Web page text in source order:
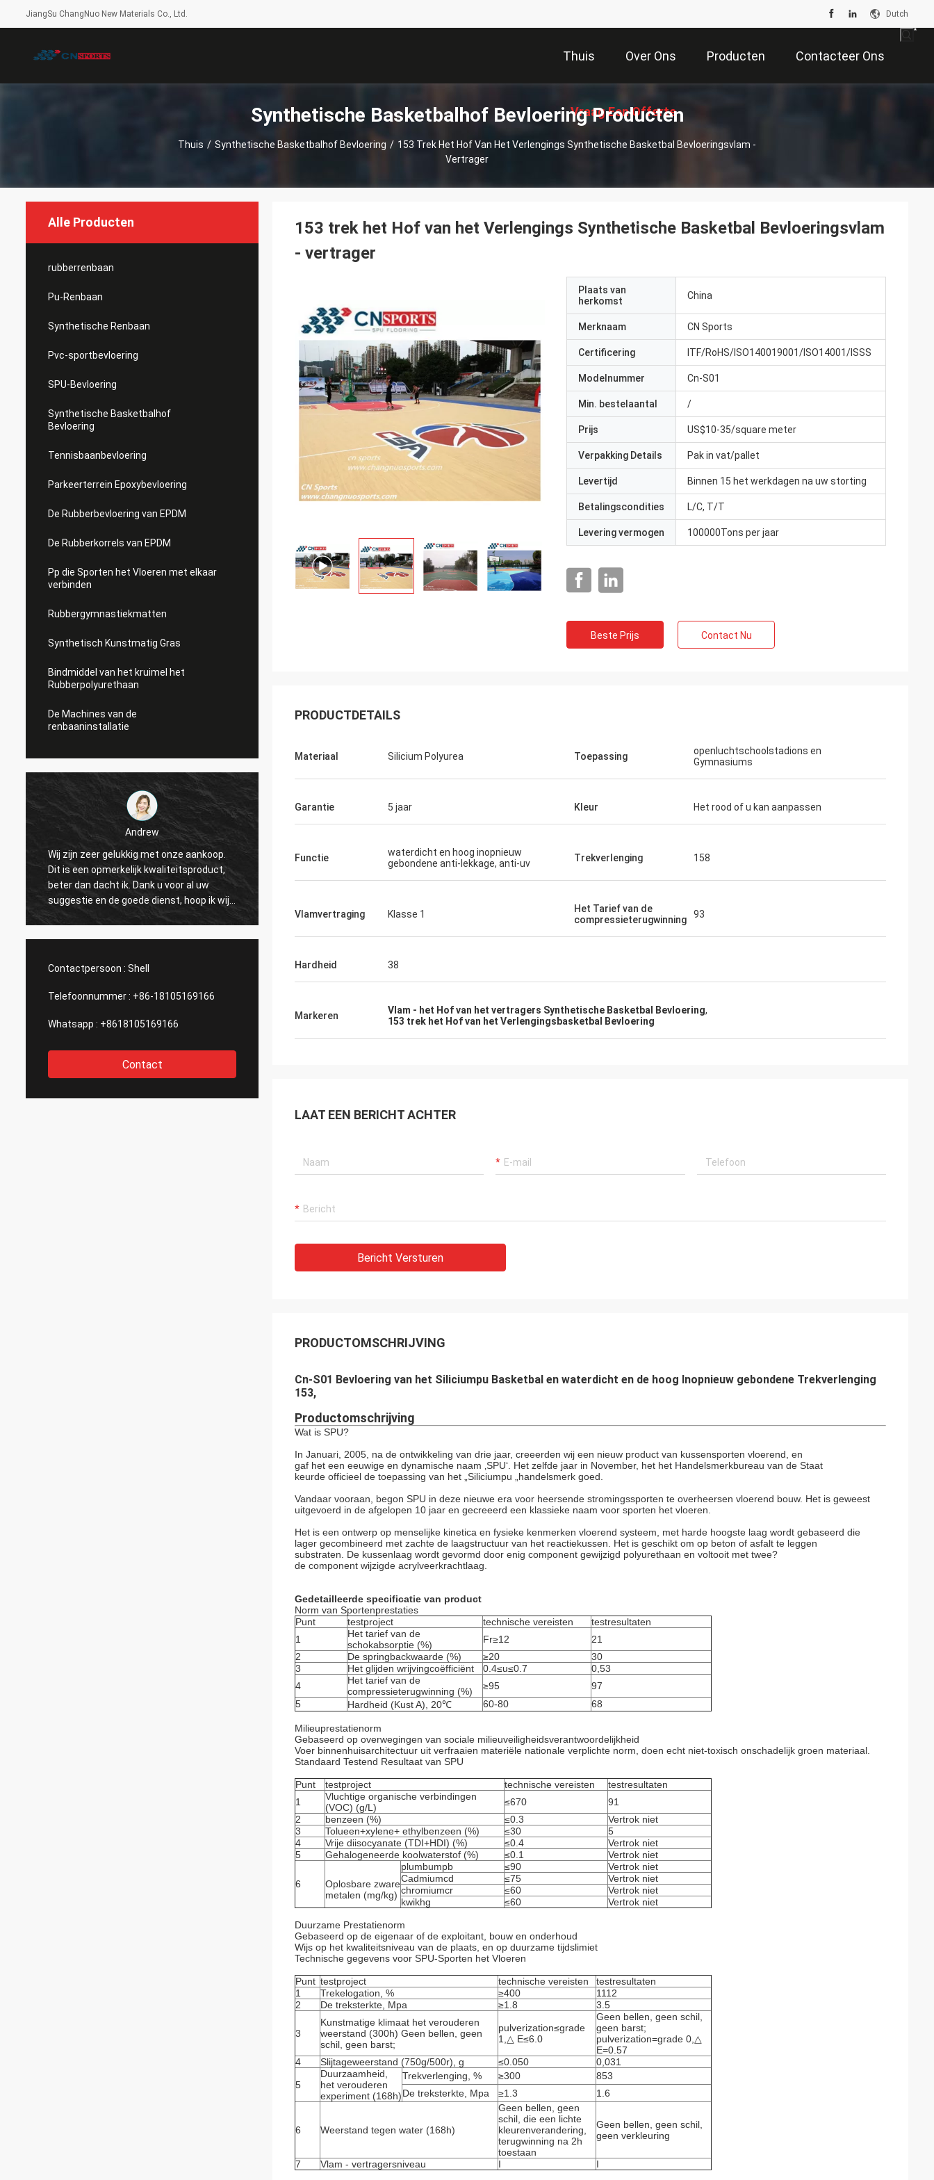
JiangSu ChangNuo New Materials Co., Ltd. Dutch
Thuis Over Ons Producten Contacteer Ons
Vraag Een Offerte
Synthetische Basketbalhof Bevloering Producten
Thuis / Synthetische Basketbalhof Bevloering / 153 Trek Het Hof Van Het Verlengings Synthetische Basketbal Bevloeringsvlam -
Vertrager
Alle Producten
rubberrenbaan
Pu-Renbaan
Synthetische Renbaan
Pvc-sportbevloering
SPU-Bevloering
Synthetische Basketbalhof
Bevloering
Tennisbaanbevloering
Parkeerterrein Epoxybevloering
De Rubberbevloering van EPDM
De Rubberkorrels van EPDM
Pp die Sporten het Vloeren met elkaar
verbinden
Rubbergymnastiekmatten
Synthetisch Kunstmatig Gras
Bindmiddel van het kruimel het
Rubberpolyurethaan
De Machines van de
renbaaninstallatie
Andrew
Wij zijn zeer gelukkig met onze aankoop.
Dit is een opmerkelijk kwaliteitsproduct,
beter dan dacht ik. Dank u voor al uw
suggestie en de goede dienst, hoop ik wij
een andere kans aan samenwerking
CN de Sporten is een betrouwbaar bedrijf,
verlenen uitstekende producten en de
diensten. Hoop dat wij een samenwerking
Sporten hebben!
Contactpersoon : Shell
Telefoonnummer : +86-18105169166
Whatsapp : +8618105169166
Contact
153 trek het Hof van het Verlengings Synthetische Basketbal Bevloeringsvlam
- vertrager
Plaats van
herkomst
China
Merknaam CN Sports
Certificering ITF/RoHS/ISO140019001/ISO14001/ISSS
Modelnummer Cn-S01
Min. bestelaantal /
Prijs US$10-35/square meter
Verpakking Details Pak in vat/pallet
Levertijd Binnen 15 het werkdagen na uw storting
Betalingscondities L/C, T/T
Levering vermogen 100000Tons per jaar
Beste Prijs Contact Nu
PRODUCTDETAILS
Materiaal Silicium Polyurea Toepassing
openluchtschoolstadions en
Gymnasiums
Garantie 5 jaar Kleur Het rood of u kan aanpassen
Functie
waterdicht en hoog inopnieuw
gebondene anti-lekkage, anti-uv
Trekverlenging 158
Vlamvertraging Klasse 1
Het Tarief van de
compressieterugwinning
93
Hardheid 38
Markeren Vlam - het Hof van het vertragers Synthetische Basketbal Bevloering,
153 trek het Hof van het Verlengingsbasketbal Bevloering
LAAT EEN BERICHT ACHTER
Bericht Versturen
PRODUCTOMSCHRIJVING
Cn-S01 Bevloering van het Siliciumpu Basketbal en waterdicht en de hoog Inopnieuw gebondene Trekverlenging
153,
Productomschrijving
Wat is SPU?
In Januari, 2005, na de ontwikkeling van drie jaar, creeerden wij een nieuw product van kussensporten vloerend, en
gaf het een eeuwige en dynamische naam ‚SPU‘. Het zelfde jaar in November, het het Handelsmerkbureau van de Staat
keurde officieel de toepassing van het „Siliciumpu „handelsmerk goed.
Vandaar vooraan, begon SPU in deze nieuwe era voor heersende stromingssporten te overheersen vloerend bouw. Het is geweest
uitgevoerd in de afgelopen 10 jaar en gecreeerd een klassieke naam voor sporten het vloeren.
Het is een ontwerp op menselijke kinetica en fysieke kenmerken vloerend systeem, met harde hoogste laag wordt gebaseerd die
lager gecombineerd met zachte de laagstructuur van het reactiekussen. Het is geschikt om op beton of asfalt te leggen
substraten. De kussenlaag wordt gevormd door enig component gewijzigd polyurethaan en voltooit met twee?
de component wijzigde acrylveerkrachtlaag.
Gedetailleerde specificatie van product
Norm van Sportenprestaties
Punt
testproject technische vereisten
testresultaten
1
Het tarief van de
schokabsorptie (%)
Fr≥12
21
2
De springbackwaarde (%) ≥20
30
3
Het glijden wrijvingcoëfficiënt 0.4≤u≤0.7
0,53
4
Het tarief van de
compressieterugwinning (%)
≥95
97
5
Hardheid (Kust A), 20℃ 60-80 68
Milieuprestatienorm
Gebaseerd op overwegingen van sociale milieuveiligheidsverantwoordelijkheid
Voer binnenhuisarchitectuur uit verfraaien materiële nationale verplichte norm, doen echt niet-toxisch onschadelijk groen materiaal.
Standaard Testend Resultaat van SPU
Punt testproject technische vereisten
testresultaten
1
Vluchtige organische verbindingen
(VOC) (g/L)
≤670
91
2
benzeen (%) ≤0.3
Vertrok niet
3
Tolueen+xylene+ ethylbenzeen (%) ≤30
5
4
Vrije diisocyanate (TDI+HDI) (%) ≤0.4
Vertrok niet
5
Gehalogeneerde koolwaterstof (%) ≤0.1 Vertrok niet
6
Oplosbare zware
metalen (mg/kg)
plumbumpb ≤90
Vertrok niet
Cadmiumcd
≤75
Vertrok niet
chromiumcr
≤60
Vertrok niet
kwikhg
≤60 Vertrok niet
Duurzame Prestatienorm
Gebaseerd op de eigenaar of de exploitant, bouw en onderhoud
Wijs op het kwaliteitsniveau van de plaats, en op duurzame tijdslimiet
Technische gegevens voor SPU-Sporten het Vloeren
Punt testproject technische vereisten
testresultaten
1
Trekelogation, % ≥400
1112
2
De treksterkte, Mpa ≥1.8 3.5
3
Kunstmatige klimaat het verouderen
weerstand (300h) Geen bellen, geen
schil, geen barst;
pulverization≤grade
1,△ E≤6.0
Geen bellen, geen schil,
geen barst;
pulverization=grade 0,△
E=0.57
4
Slijtageweerstand (750g/500r), g ≤0.050 0,031
5
Duurzaamheid,
het verouderen
experiment (168h)
Trekverlenging, % ≥300
853
De treksterkte, Mpa
≥1.3 1.6
6 Weerstand tegen water (168h)
Geen bellen, geen
schil, die een lichte
kleurenverandering,
terugwinning na 2h
toestaan
Geen bellen, geen schil,
geen verkleuring
7 Vlam - vertragersniveau I I